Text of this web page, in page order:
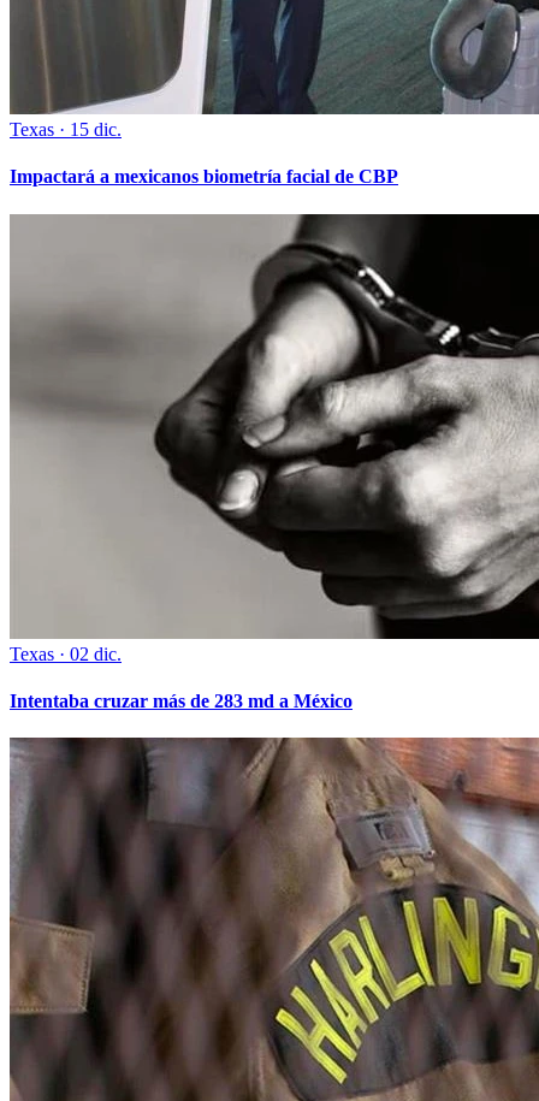
Texas · 15 dic.
Impactará a mexicanos biometría facial de CBP
Texas · 02 dic.
Intentaba cruzar más de 283 md a México